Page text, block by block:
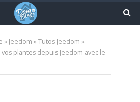
» Jeedom »Tutos Jeedom »
plantes depuis Jeedom avec le